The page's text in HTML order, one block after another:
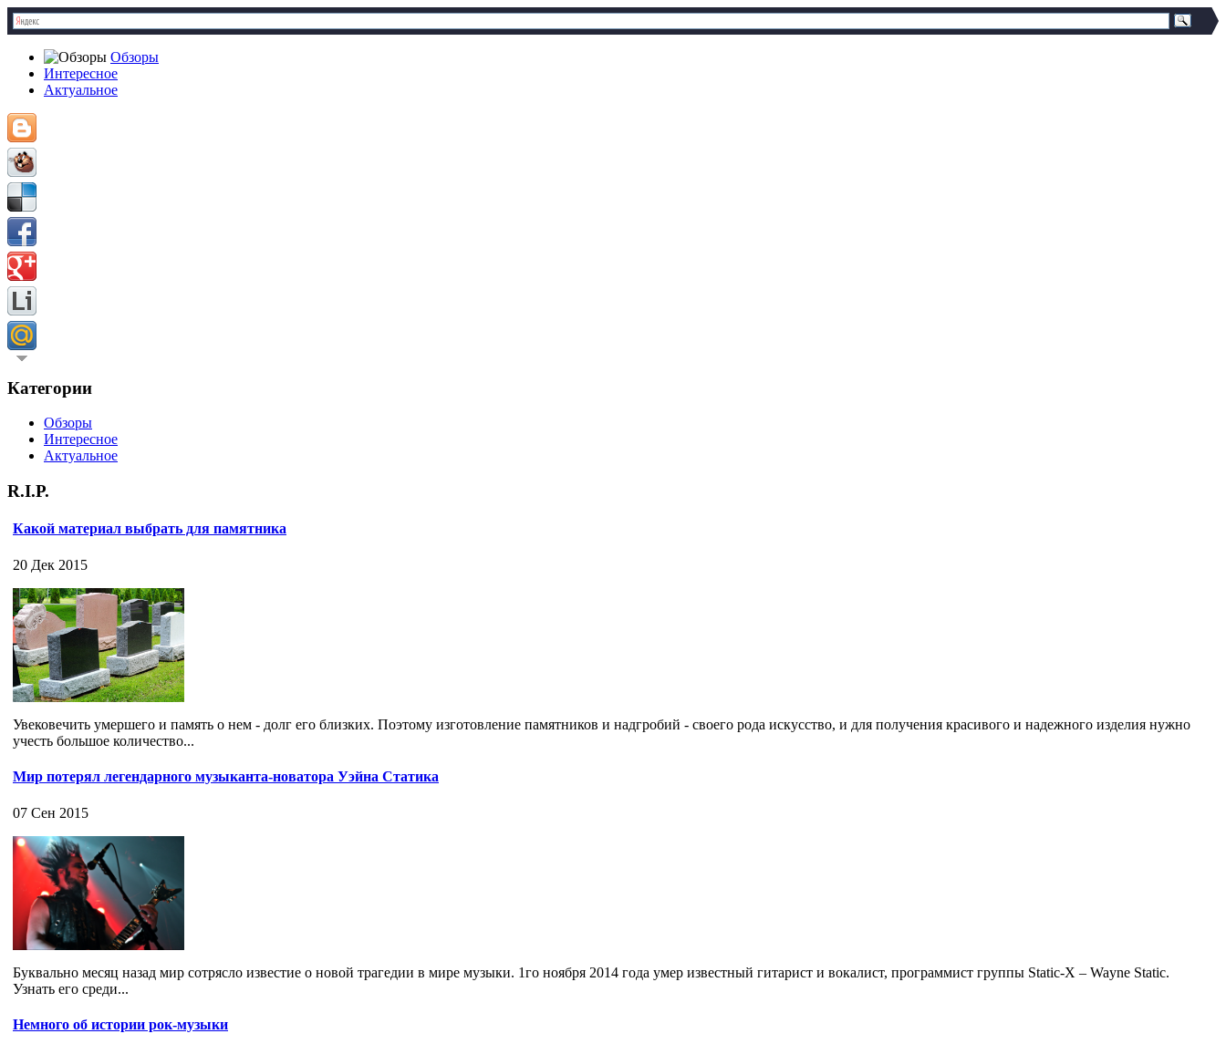
Обзоры
Интересное
Актуальное
Категории
Обзоры
Интересное
Актуальное
R.I.P.
Какой материал выбрать для памятника
20 Дек 2015
Увековечить умершего и память о нем - долг его близких. Поэтому изготовление памятников и надгробий - своего рода искусство, и для получения красивого и надежного изделия нужно
учесть большое количество...
Мир потерял легендарного музыканта-новатора Уэйна Статика
07 Сен 2015
Буквально месяц назад мир сотрясло известие о новой трагедии в мире музыки. 1го ноября 2014 года умер известный гитарист и вокалист, программист группы Static-X – Wayne Static.
Узнать его среди...
Немного об истории рок-музыки